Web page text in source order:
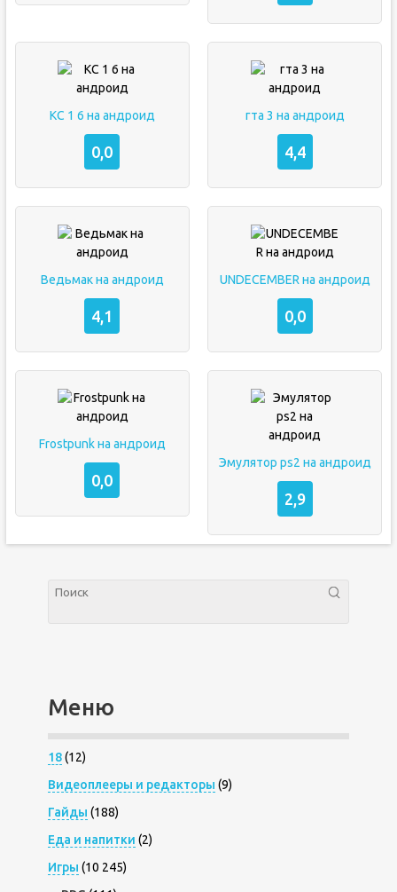
КС 1 6 на андроид
0,0
гта 3 на андроид
4,4
Ведьмак на андроид
4,1
UNDECEMBER на андроид
0,0
Frostpunk на андроид
0,0
Эмулятор ps2 на андроид
2,9
Меню
18(12)
Видеоплееры и редакторы (9)
Гайды (188)
Еда и напитки (2)
Игры (10 245)